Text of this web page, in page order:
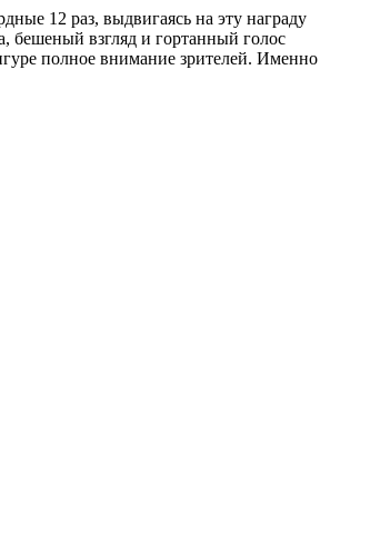
12 раз, выдвигаясь на эту награду
бешеный взгляд и гортанный голос
полное внимание зрителей. Именно